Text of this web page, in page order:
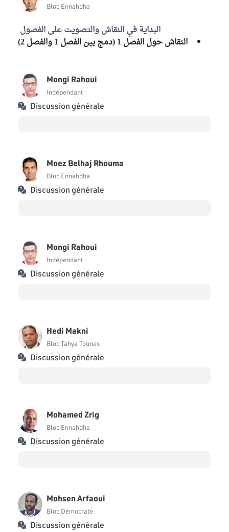
البداية في النقاش والتصويت على الفصول
النقاش حول الفصل 1 (دمج بين الفصل 1 والفصل 2)
Mongi Rahoui
Indépendant
Discussion générale
Moez Belhaj Rhouma
Bloc Ennahdha
Discussion générale
Mongi Rahoui
Indépendant
Discussion générale
Hedi Makni
Bloc Tahya Tounes
Discussion générale
Mohamed Zrig
Bloc Ennahdha
Discussion générale
Mohsen Arfaoui
Bloc Démocrate
Discussion générale
Bloc Ennahdha